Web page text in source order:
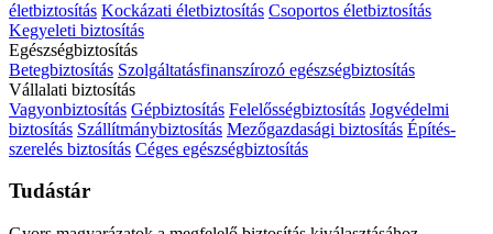
életbiztosítás Kockázati életbiztosítás Csoportos életbiztosítás
Kegyeleti biztosítás
Egészségbiztosítás
Betegbiztosítás Szolgáltatásfinanszírozó egészségbiztosítás
Vállalati biztosítás
Vagyonbiztosítás Gépbiztosítás Felelősségbiztosítás Jogvédelmi
biztosítás Szállítmánybiztosítás Mezőgazdasági biztosítás Építés-
szerelés biztosítás Céges egészségbiztosítás
Tudástár